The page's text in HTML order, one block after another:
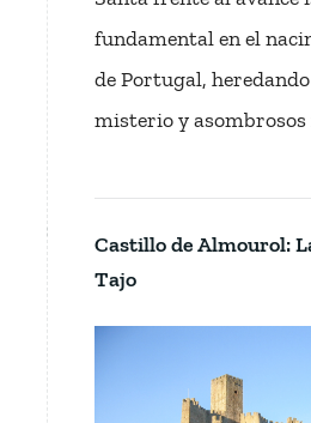
fundamental en el
de Portugal,
misterio y
Castillo de Almourol:
Tajo